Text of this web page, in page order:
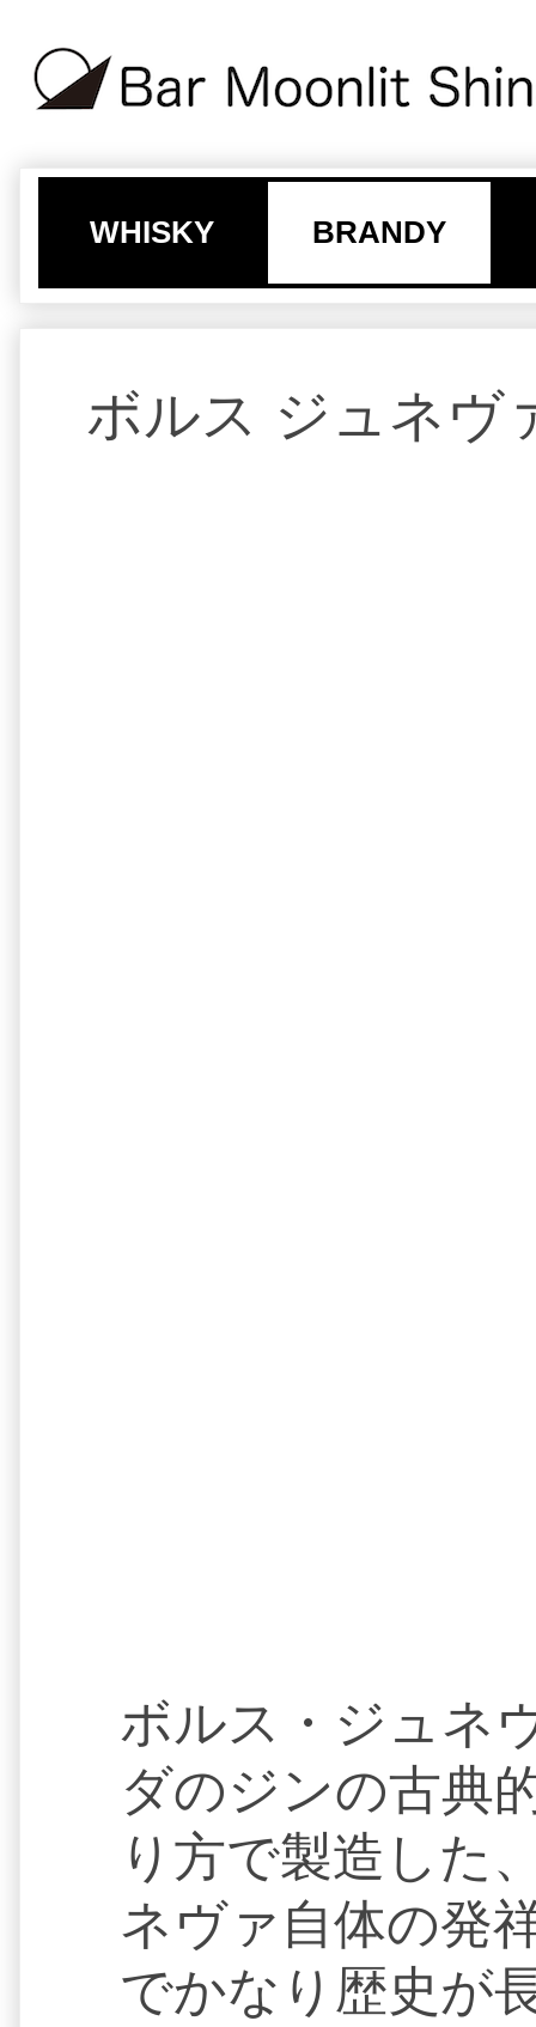
WHISKY BRANDY
ボルス ジュネヴ
ボルス・ジュネ
ダのジンの古典
り方で製造した
ネヴァ自体の発
でかなり歴史が